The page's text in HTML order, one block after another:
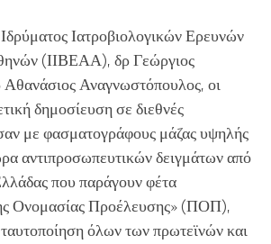
Ιατροβιολογικών Ερευνών
(ΙΙΒΕΑΑ), δρ Γεώργιος
Αθανάσιος Αναγνωστόπουλος, οι
δημοσίευση σε διεθνές
με φασματογράφους μάζας υψηλής
αντιπροσωπευτικών δειγμάτων από
που παράγουν φέτα
Ονομασίας Προέλευσης» (ΠΟΠ),
ταυτοποίηση όλων των πρωτεϊνών και